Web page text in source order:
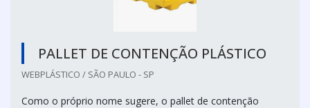
PALLET DE CONTENÇÃO PLÁSTICO
WEBPLÁSTICO / SÃO PAULO - SP
Como o próprio nome sugere, o pallet de contenção